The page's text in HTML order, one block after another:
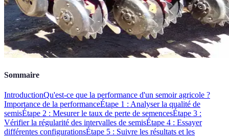
Sommaire
IntroductionQu'est-ce que la performance d'un semoir agricole ?
Importance de la performanceÉtape 1 : Analyser la qualité de
semisÉtape 2 : Mesurer le taux de perte de semencesÉtape 3 :
Vérifier la régularité des intervalles de semisÉtape 4 : Essayer
différentes configurationsÉtape 5 : Suivre les résultats et les